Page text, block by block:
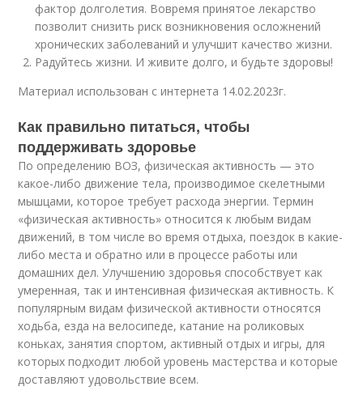
фактор долголетия. Вовремя принятое лекарство
позволит снизить риск возникновения осложнений
хронических заболеваний и улучшит качество жизни.
Радуйтесь жизни. И живите долго, и будьте здоровы!
Материал использован с интернета 14.02.2023г.
Как правильно питаться, чтобы
поддерживать здоровье
По определению ВОЗ, физическая активность — это
какое-либо движение тела, производимое скелетными
мышцами, которое требует расхода энергии. Термин
«физическая активность» относится к любым видам
движений, в том числе во время отдыха, поездок в какие-
либо места и обратно или в процессе работы или
домашних дел. Улучшению здоровья способствует как
умеренная, так и интенсивная физическая активность. К
популярным видам физической активности относятся
ходьба, езда на велосипеде, катание на роликовых
коньках, занятия спортом, активный отдых и игры, для
которых подходит любой уровень мастерства и которые
доставляют удовольствие всем.